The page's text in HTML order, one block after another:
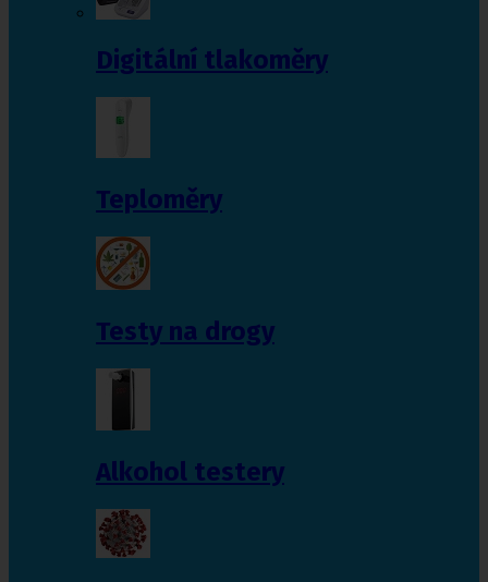
Digitální tlakoměry
Teploměry
Testy na drogy
Alkohol testery